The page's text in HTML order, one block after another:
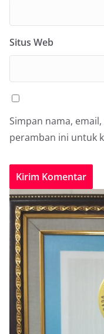
Situs Web
Simpan nama,
peramban ini untuk